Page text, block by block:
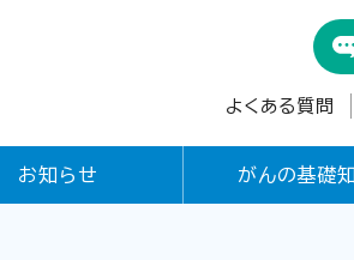
よくある質問
お知らせ がんの基礎